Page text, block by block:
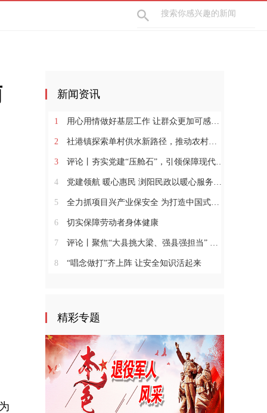
新闻资讯
1 用心用情做好基层工作 让群众更加可感可及
2 社港镇探索单村供水新路径，推动农村安全饮水提质升级
3 评论丨夯实党建“压舱石”，引领保障现代化建设新征程
4 党建领航 暖心惠民 浏阳民政以暖心服务书写惠民答卷
5 全力抓项目兴产业保安全 为打造中国式现代化县域示范作出更大贡献
6 切实保障劳动者身体健康
7 评论丨聚焦“大县挑大梁、强县强担当” 保持定力真抓实干奋发作为
8 “唱念做打”齐上阵 让安全知识活起来
精彩专题